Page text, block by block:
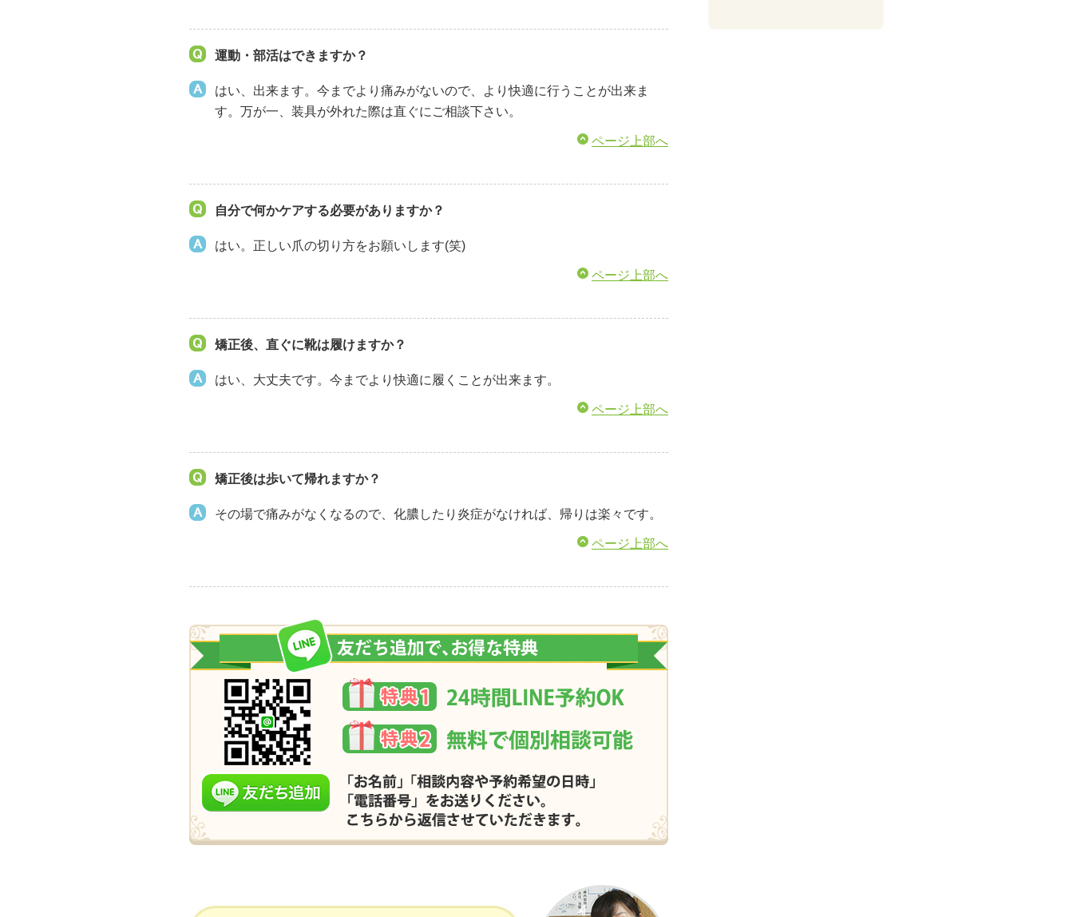
運動・部活はできますか？
はい、出来ます。今までより痛みがないので、より快適に行うことが出来ま
す。万が一、装具が外れた際は直ぐにご相談下さい。
ページ上部へ
自分で何かケアする必要がありますか？
はい。正しい爪の切り方をお願いします(笑)
ページ上部へ
矯正後、直ぐに靴は履けますか？
はい、大丈夫です。今までより快適に履くことが出来ます。
ページ上部へ
矯正後は歩いて帰れますか？
その場で痛みがなくなるので、化膿したり炎症がなければ、帰りは楽々です。
ページ上部へ